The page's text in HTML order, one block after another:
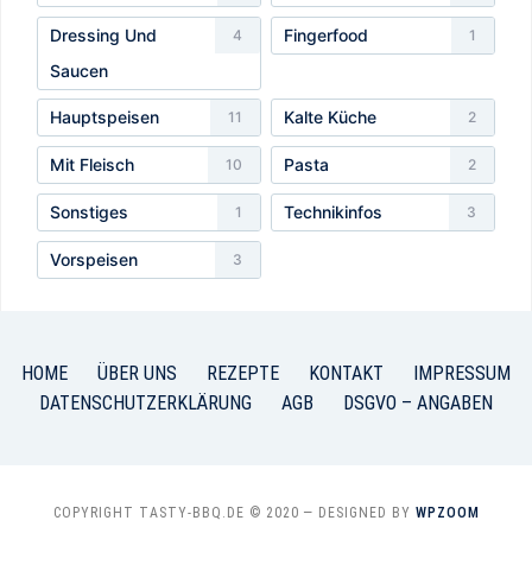
Dressing Und
Saucen
4 Fingerfood 1
Hauptspeisen 11 Kalte Küche 2
Mit Fleisch 10 Pasta 2
Sonstiges 1 Technikinfos 3
Vorspeisen 3
HOME ÜBER UNS REZEPTE KONTAKT
IMPRESSUM
DATENSCHUTZERKLÄRUNG
AGB DSGVO – ANGABEN
COPYRIGHT TASTY-BBQ.DE © 2020 — DESIGNED BY WPZOOM